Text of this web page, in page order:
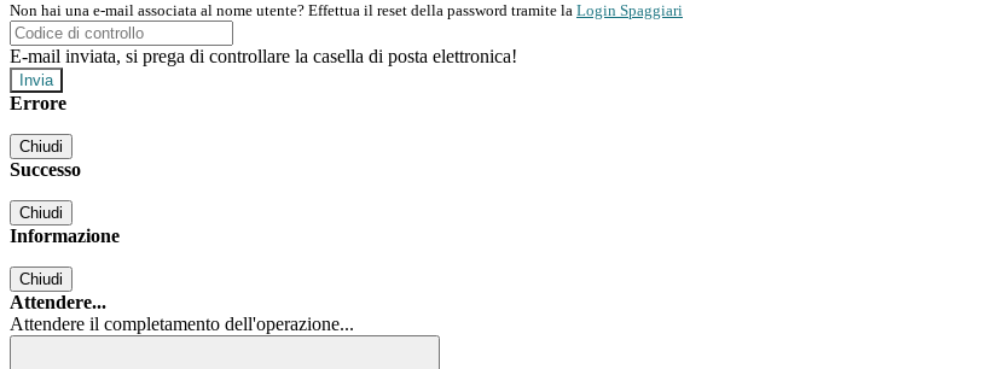
Non hai una e-mail associata al nome utente? Effettua il reset della password tramite la Login Spaggiari
E-mail inviata, si prega di controllare la casella di posta elettronica!
Errore
Chiudi
Successo
Chiudi
Informazione
Chiudi
Attendere...
Attendere il completamento dell'operazione...